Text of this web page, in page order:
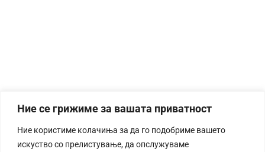
Ние се грижиме за вашата приватност
Ние користиме колачиња за да го подобриме вашето
искуство со прелистување, да опслужуваме